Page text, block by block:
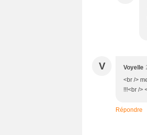
V Voyelle
<br />
!!!<br />
Répondre